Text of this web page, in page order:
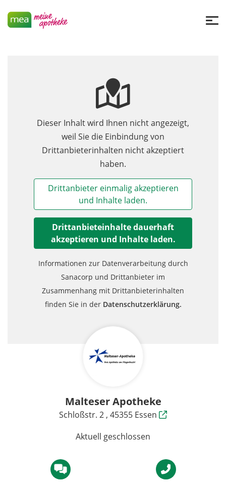
Dieser Inhalt wird Ihnen nicht angezeigt,
weil Sie die Einbindung von
Drittanbieterinhalten nicht akzeptiert
haben.
Drittanbieter einmalig akzeptieren
und Inhalte laden.
Drittanbieteinhalte dauerhaft
akzeptieren und Inhalte laden.
Informationen zur Datenverarbeitung durch
Sanacorp und Drittanbieter im
Zusammenhang mit Drittanbieterinhalten
finden Sie in der Datenschutzerklärung.
Malteser Apotheke
Schloßstr. 2 , 45355 Essen
Aktuell geschlossen